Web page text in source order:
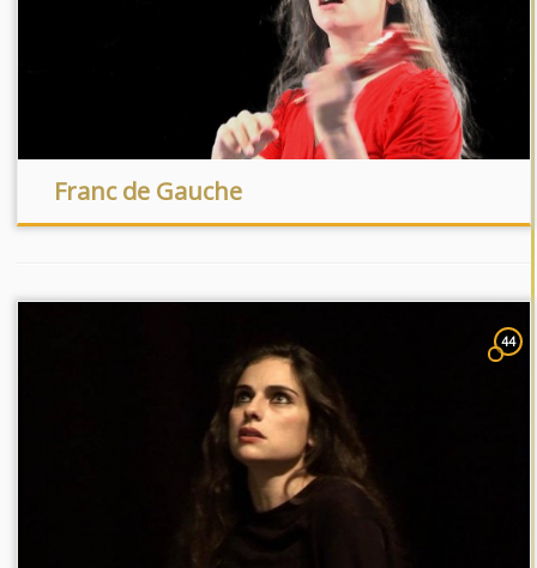
Franc de Gauche
44